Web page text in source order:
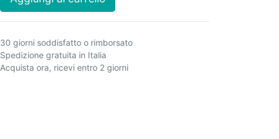
30 giorni soddisfatto o rimborsato
Spedizione gratuita in Italia
Acquista ora, ricevi entro 2 giorni